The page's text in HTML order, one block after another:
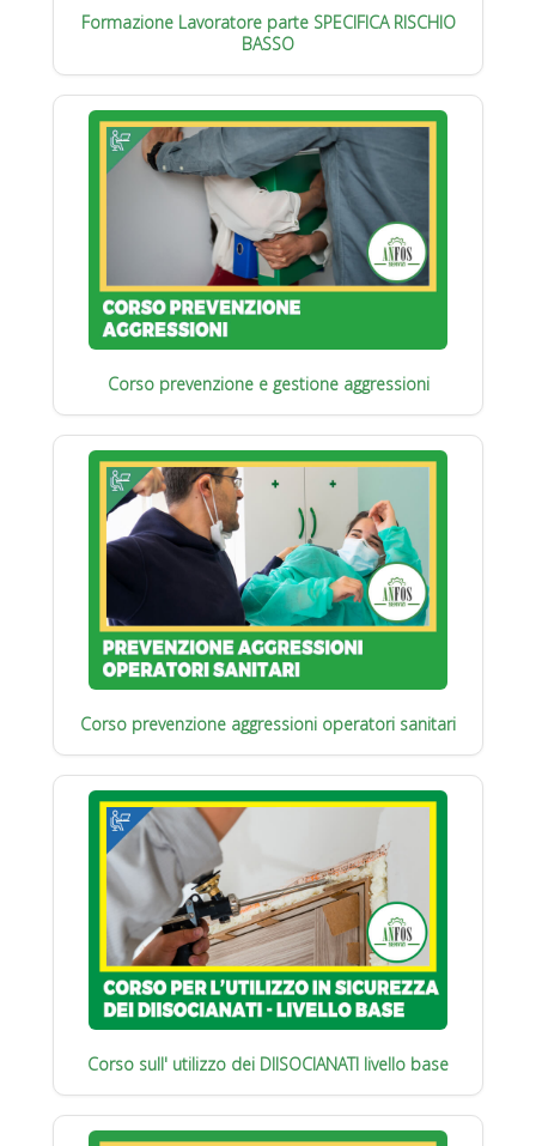
Formazione Lavoratore parte SPECIFICA RISCHIO
BASSO
Corso prevenzione e gestione aggressioni
Corso prevenzione aggressioni operatori sanitari
Corso sull' utilizzo dei DIISOCIANATI livello base